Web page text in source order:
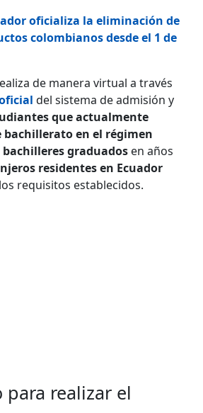
oficializa la eliminación de
colombianos desde el 1 de
de manera virtual a través
del sistema de admisión y
que actualmente
bachillerato en el régimen
bachilleres graduados en años
residentes en Ecuador
requisitos establecidos.
para realizar el